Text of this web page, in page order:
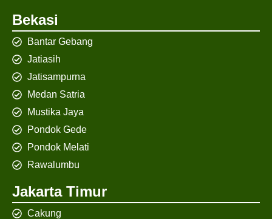
Bekasi
Bantar Gebang
Jatiasih
Jatisampurna
Medan Satria
Mustika Jaya
Pondok Gede
Pondok Melati
Rawalumbu
Jakarta Timur
Cakung